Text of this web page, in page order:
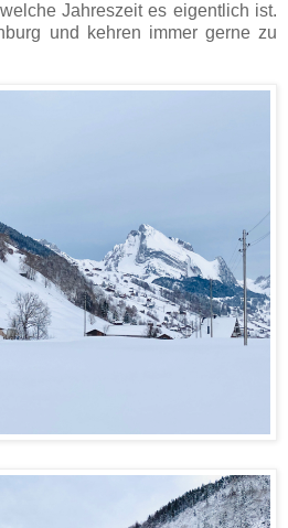
Jahreszeit es eigentlich ist.
und kehren immer gerne zu